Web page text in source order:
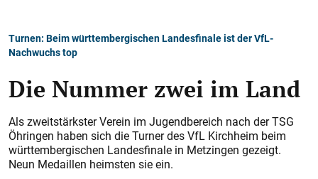
Turnen: Beim württembergischen Landesfinale ist der VfL-
Nachwuchs top
Die Nummer zwei im Land
Als zweitstärkster Verein im Jugendbereich nach der TSG
Öhringen haben sich die Turner des VfL Kirchheim beim
würt­tembergischen Landesfinale in Metzingen gezeigt.
Neun Medaillen heimsten sie ein.